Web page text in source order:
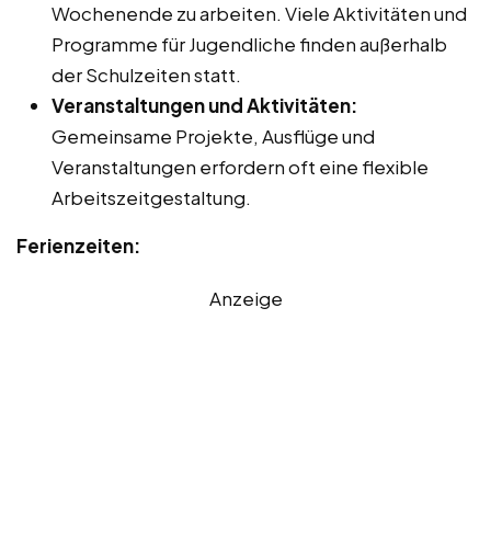
Wochenende zu arbeiten. Viele Aktivitäten und
Programme für Jugendliche finden außerhalb
der Schulzeiten statt.
Veranstaltungen und Aktivitäten:
Gemeinsame Projekte, Ausflüge und
Veranstaltungen erfordern oft eine flexible
Arbeitszeitgestaltung.
Ferienzeiten:
Anzeige